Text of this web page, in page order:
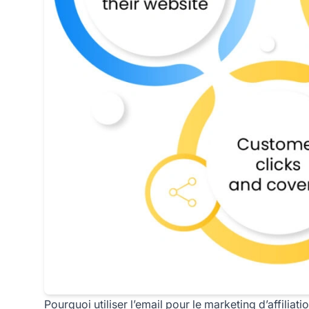
Pourquoi utiliser l’email pour le marketing